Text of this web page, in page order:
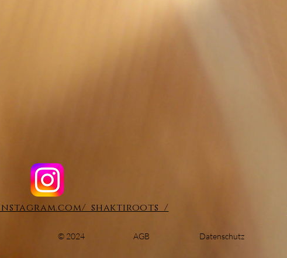
_shaktiroots_/
© 2024 AGB Datenschutz